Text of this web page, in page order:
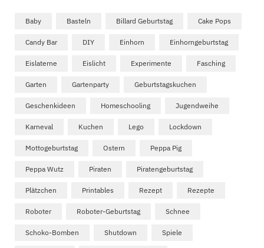
Baby Basteln Billard Geburtstag Cake Pops
Candy Bar DIY Einhorn Einhorngeburtstag
Eislaterne Eislicht Experimente Fasching
Garten Gartenparty Geburtstagskuchen
Geschenkideen Homeschooling Jugendweihe
Karneval Kuchen Lego Lockdown
Mottogeburtstag Ostern Peppa Pig
Peppa Wutz Piraten Piratengeburtstag
Plätzchen Printables Rezept Rezepte
Roboter Roboter-Geburtstag Schnee
Schoko-Bomben Shutdown Spiele